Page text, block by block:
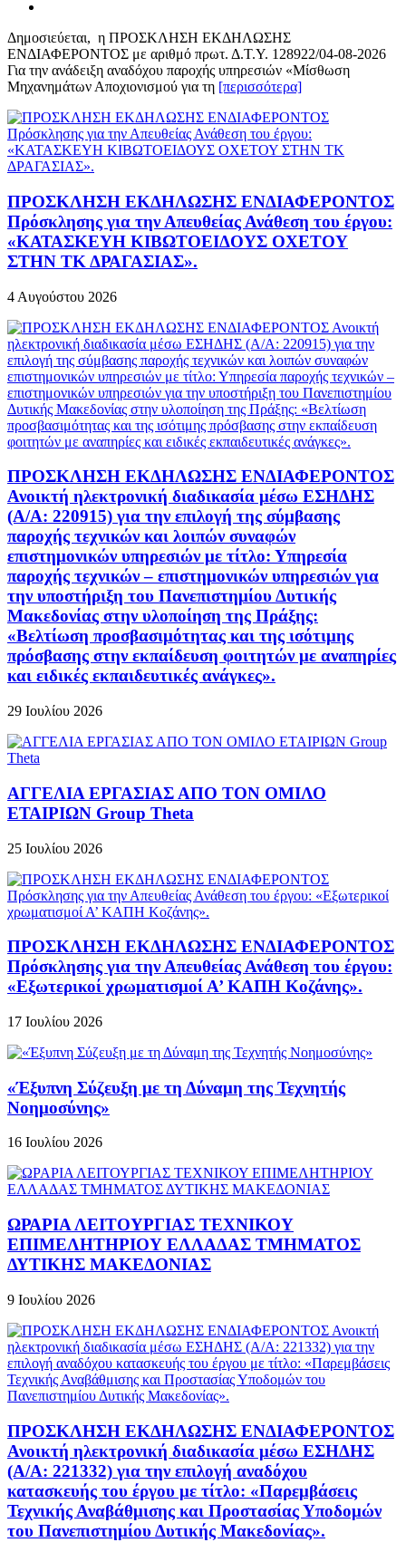
Δημοσιεύεται, η ΠΡΟΣΚΛΗΣΗ ΕΚΔΗΛΩΣΗΣ
ΕΝΔΙΑΦΕΡΟΝΤΟΣ με αριθμό πρωτ. Δ.Τ.Υ. 128922/04-08-2026
Για την ανάδειξη αναδόχου παροχής υπηρεσιών «Μίσθωση
Μηχανημάτων Αποχιονισμού για τη [περισσότερα]
ΠΡΟΣΚΛΗΣΗ ΕΚΔΗΛΩΣΗΣ ΕΝΔΙΑΦΕΡΟΝΤΟΣ
Πρόσκλησης για την Απευθείας Ανάθεση του έργου:
«ΚΑΤΑΣΚΕΥΗ ΚΙΒΩΤΟΕΙΔΟΥΣ ΟΧΕΤΟΥ
ΣΤΗΝ ΤΚ ΔΡΑΓΑΣΙΑΣ».
4 Αυγούστου 2026
ΠΡΟΣΚΛΗΣΗ ΕΚΔΗΛΩΣΗΣ ΕΝΔΙΑΦΕΡΟΝΤΟΣ
Ανοικτή ηλεκτρονική διαδικασία μέσω ΕΣΗΔΗΣ
(Α/Α: 220915) για την επιλογή της σύμβασης
παροχής τεχνικών και λοιπών συναφών
επιστημονικών υπηρεσιών με τίτλο: Υπηρεσία
παροχής τεχνικών – επιστημονικών υπηρεσιών για
την υποστήριξη του Πανεπιστημίου Δυτικής
Μακεδονίας στην υλοποίηση της Πράξης:
«Βελτίωση προσβασιμότητας και της ισότιμης
πρόσβασης στην εκπαίδευση φοιτητών με αναπηρίες
και ειδικές εκπαιδευτικές ανάγκες».
29 Ιουλίου 2026
ΑΓΓΕΛΙΑ ΕΡΓΑΣΙΑΣ ΑΠΟ ΤΟΝ ΟΜΙΛΟ
ΕΤΑΙΡΙΩΝ Group Theta
25 Ιουλίου 2026
ΠΡΟΣΚΛΗΣΗ ΕΚΔΗΛΩΣΗΣ ΕΝΔΙΑΦΕΡΟΝΤΟΣ
Πρόσκλησης για την Απευθείας Ανάθεση του έργου:
«Εξωτερικοί χρωματισμοί Α’ ΚΑΠΗ Κοζάνης».
17 Ιουλίου 2026
«Έξυπνη Σύζευξη με τη Δύναμη της Τεχνητής
Νοημοσύνης»
16 Ιουλίου 2026
ΩΡΑΡΙΑ ΛΕΙΤΟΥΡΓΙΑΣ ΤΕΧΝΙΚΟΥ
ΕΠΙΜΕΛΗΤΗΡΙΟΥ ΕΛΛΑΔΑΣ ΤΜΗΜΑΤΟΣ
ΔΥΤΙΚΗΣ ΜΑΚΕΔΟΝΙΑΣ
9 Ιουλίου 2026
ΠΡΟΣΚΛΗΣΗ ΕΚΔΗΛΩΣΗΣ ΕΝΔΙΑΦΕΡΟΝΤΟΣ
Ανοικτή ηλεκτρονική διαδικασία μέσω ΕΣΗΔΗΣ
(Α/Α: 221332) για την επιλογή αναδόχου
κατασκευής του έργου με τίτλο: «Παρεμβάσεις
Τεχνικής Αναβάθμισης και Προστασίας Υποδομών
του Πανεπιστημίου Δυτικής Μακεδονίας».